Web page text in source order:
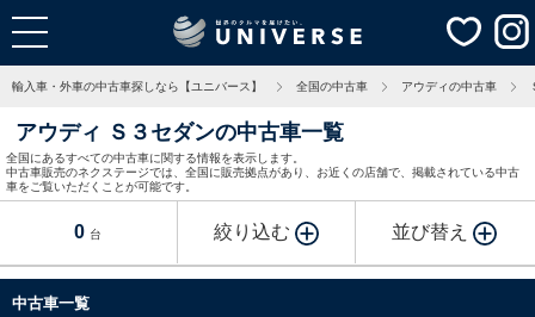
輸入車・外車の中古車探しなら【ユニバース】 全国の中古車 アウディの中古車
アウディ Ｓ３セダンの中古車一覧
全国にあるすべての中古車に関する情報を表示します。
中古車販売のネクステージでは、全国に販売拠点があり、お近くの店舗で、掲載されている中古
車をご覧いただくことが可能です。
0 台 絞り込む 並び替え
中古車一覧